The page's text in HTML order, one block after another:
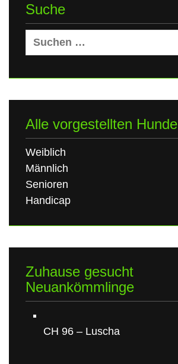
Suche
Suchen
nach:
Alle vorgestellten Hunde
Weiblich
Männlich
Senioren
Handicap
Zuhause gesucht
Neuankömmlinge
CH 96 – Luscha